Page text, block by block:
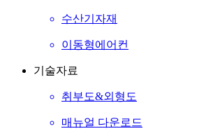
수산기자재
이동형에어컨
기술자료
취부도&외형도
매뉴얼 다운로드